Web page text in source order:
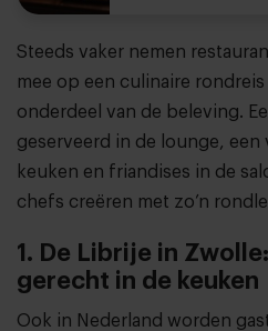
Steeds vaker nemen
mee op een culinaire
onderdeel van de beleving.
geserveerd in de lounge,
keuken en friandises in de
chefs creëren met zo’n
1. De Librije in
gerecht in de keuken
Ook in Nederland worden